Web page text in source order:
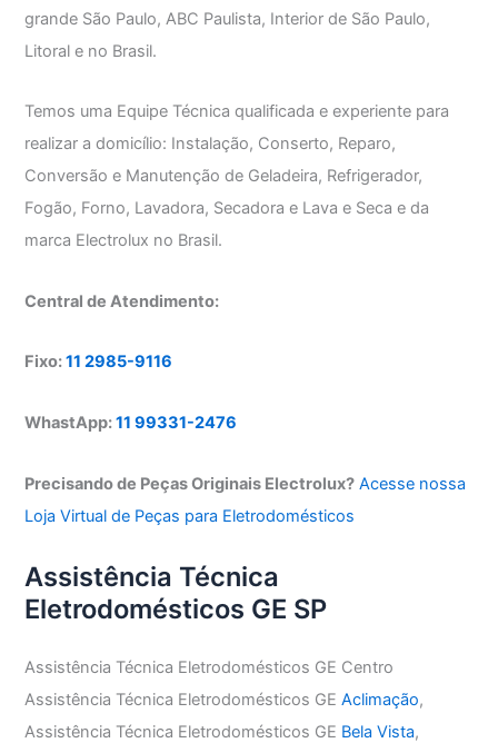
grande São Paulo, ABC Paulista, Interior de São Paulo,
Litoral e no Brasil.
Temos uma Equipe Técnica qualificada e experiente para
realizar a domicílio: Instalação, Conserto, Reparo,
Conversão e Manutenção de Geladeira, Refrigerador,
Fogão, Forno, Lavadora, Secadora e Lava e Seca e da
marca Electrolux no Brasil.
Central de Atendimento:
Fixo:11 2985-9116
WhastApp:11 99331-2476
Precisando de Peças Originais Electrolux? Acesse nossa
Loja Virtual de Peças para Eletrodomésticos
Assistência Técnica
Eletrodomésticos GE SP
Assistência Técnica Eletrodomésticos GE Centro
Assistência Técnica Eletrodomésticos GEAclimação,
Assistência Técnica Eletrodomésticos GE Bela Vista,